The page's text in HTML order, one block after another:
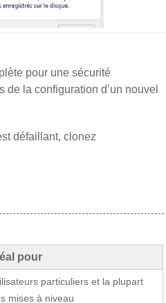
pour une sécurité
la configuration d’un nouvel
défaillant, clonez
pour
particuliers et la plupart
mises à niveau